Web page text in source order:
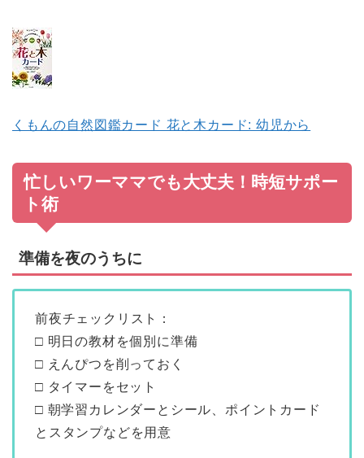
くもんの自然図鑑カード 花と木カード: 幼児から
忙しいワーママでも大丈夫！時短サポー
ト術
準備を夜のうちに
前夜チェックリスト：
□ 明日の教材を個別に準備
□ えんぴつを削っておく
□ タイマーをセット
□ 朝学習カレンダーとシール、ポイントカード
とスタンプなどを用意